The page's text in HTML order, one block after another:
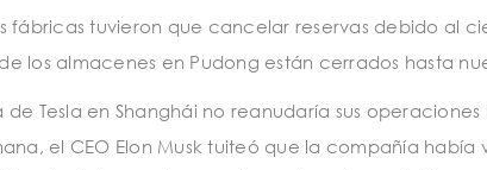
fábricas tuvieron que cancelar reservas debido al
los almacenes en Pudong están cerrados hasta
Tesla en Shanghái no reanudaría sus
el CEO Elon Musk tuiteó que la compañía había